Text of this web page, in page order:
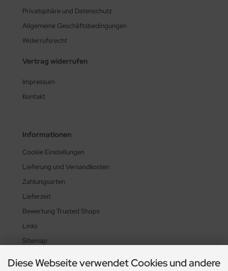
Privatsphäre und Datenschutz
Allgemeine Geschäftsbedingungen
Widerrufsrecht
Vertrag widerrufen
Impressum
Kontakt
Informationen
Cookie Einstellungen
Lieferung und Versandkosten
Zahlungsarten
Lieferzeit
Bewertung Trusted Shops
Links
Sitemap
Diese Webseite verwendet Cookies und andere